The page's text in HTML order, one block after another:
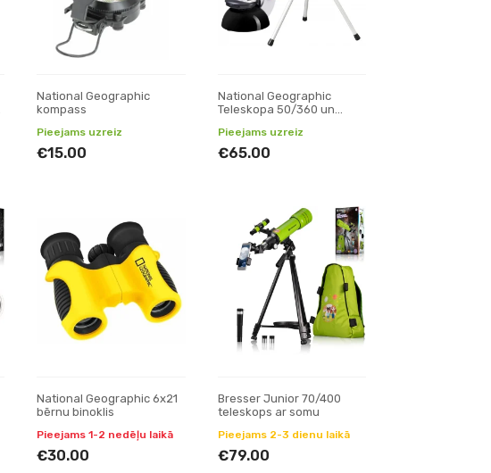
National Geographic
kompass
Pieejams uzreiz
€15.00
National Geographic
Teleskopa 50/360 un
komplekts
Pieejams uzreiz
€65.00
National Geographic 6x21
bērnu binoklis
Pieejams 1-2 nedēļu laikā
€30.00
Bresser Junior 70/400
teleskops ar somu
Pieejams 2-3 dienu laikā
€79.00